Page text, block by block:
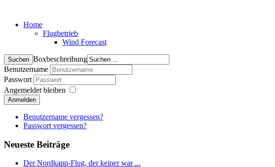
Home
Flugbetrieb
Wind Forecast
Boxbeschreibung
Benutzername
Passwort
Angemeldet bleiben
Anmelden
Benutzername vergessen?
Passwort vergessen?
Neueste Beiträge
Der Nordkapp-Flug, der keiner war ...